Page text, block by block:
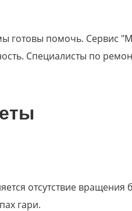
готовы помочь. Сервис
Специалисты по
отсутствие вращения
гари.